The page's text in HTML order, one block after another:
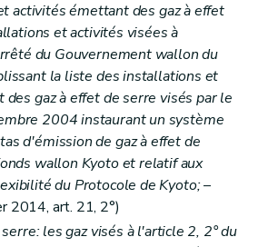
3 Déchets
activités émettant des gaz à effet
et activités visées à
du Gouvernement wallon du
la liste des installations et
gaz à effet de serre visés par le
2004 instaurant un système
d'émission de gaz à effet de
wallon Kyoto et relatif aux
du Protocole de Kyoto;–
2014, art. 21, 2°)
les gaz visés à l'article 2, 2° du